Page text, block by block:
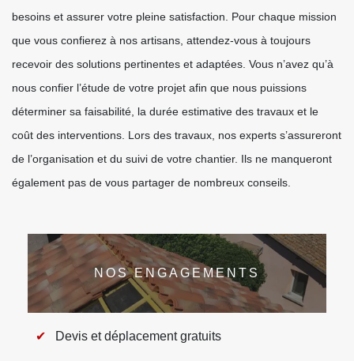
besoins et assurer votre pleine satisfaction. Pour chaque mission
que vous confierez à nos artisans, attendez-vous à toujours
recevoir des solutions pertinentes et adaptées. Vous n’avez qu’à
nous confier l’étude de votre projet afin que nous puissions
déterminer sa faisabilité, la durée estimative des travaux et le
coût des interventions. Lors des travaux, nos experts s’assureront
de l’organisation et du suivi de votre chantier. Ils ne manqueront
également pas de vous partager de nombreux conseils.
NOS ENGAGEMENTS
Devis et déplacement gratuits